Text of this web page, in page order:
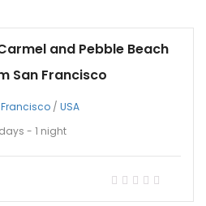
and Pebble Beach
San Francisco
/ USA
- 1 night